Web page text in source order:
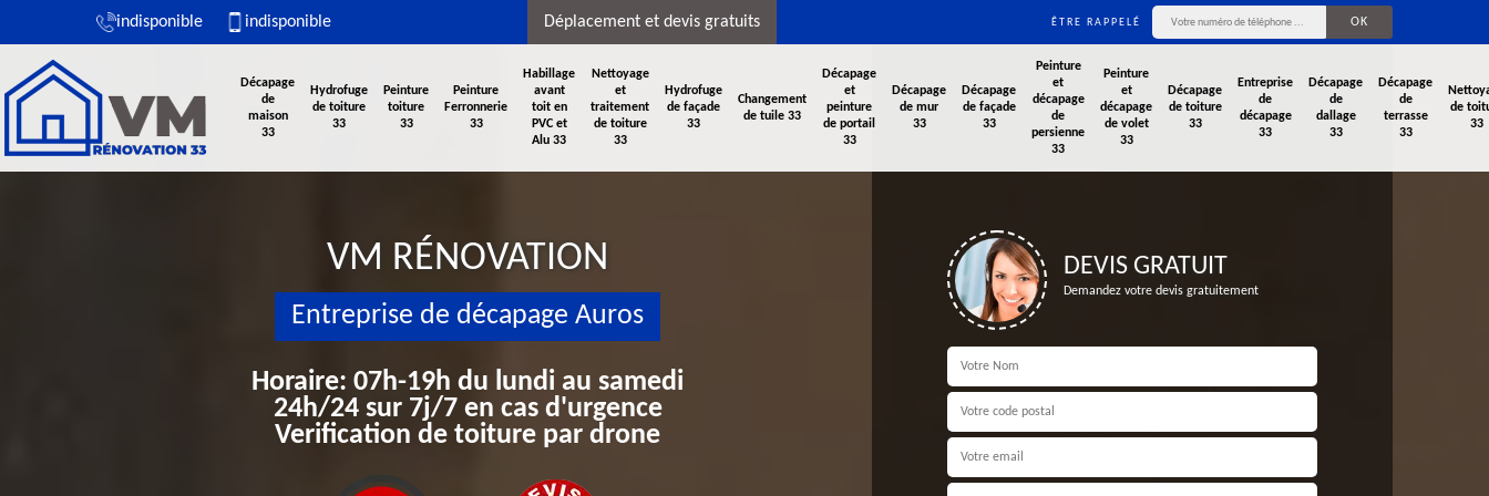
indisponible indisponible Déplacement et devis gratuits ÊTRE RAPPELÉ
Décapage
de
maison
33
Hydrofuge
de toiture
33
Peinture
toiture
33
Peinture
Ferronnerie
33
Habillage
avant
toit en
PVC et
Alu 33
Nettoyage
et
traitement
de toiture
33
Hydrofuge
de façade
33
Changement
de tuile 33
Décapage
et
peinture
de portail
33
Décapage
de mur
33
Décapage
de façade
33
Peinture
et
décapage
de
persienne
33
Peinture
et
décapage
de volet
33
Décapage
de toiture
33
Entreprise
de
décapage
33
Décapage
de
dallage
33
Décapage
de
terrasse
33
de
33
VM RÉNOVATION
Entreprise de décapage Auros
Horaire: 07h-19h du lundi au samedi
24h/24 sur 7j/7 en cas d'urgence
Verification de toiture par drone
DEVIS GRATUIT
Demandez votre devis gratuitement